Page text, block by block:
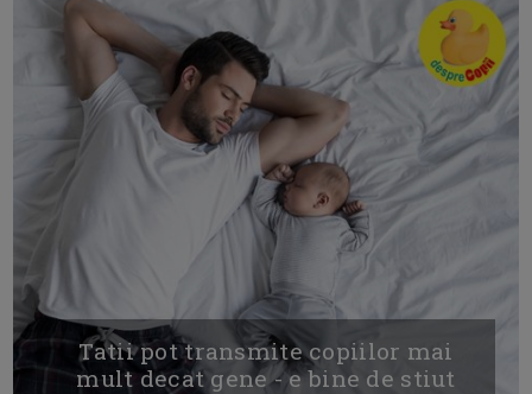
Tatii pot transmite copiilor mai
mult decat gene - e bine de stiut